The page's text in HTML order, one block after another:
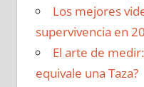
Los mejores
supervivencia en
El arte de
equivale una Taza?